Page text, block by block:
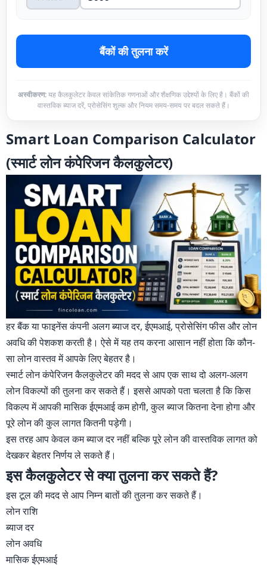
बैंकों की तुलना करें
अस्वीकरण:यह कैलकुलेटर केवल सांकेतिक गणनाओं और शैक्षणिक उद्देश्यों के लिए है। बैंकों की
वास्तविक ब्याज दरें, प्रोसेसिंग शुल्क और नियम समय-समय पर बदल सकते हैं।
Smart Loan Comparison Calculator
(स्मार्ट लोन कंपेरिजन कैलकुलेटर)
हर बैंक या फाइनेंस कंपनी अलग ब्याज दर, ईएमआई, प्रोसेसिंग फीस और लोन
अवधि की पेशकश करती है। ऐसे में यह तय करना आसान नहीं होता कि कौन-
सा लोन वास्तव में आपके लिए बेहतर है।
स्मार्ट लोन कंपेरिजन कैलकुलेटर की मदद से आप एक साथ दो अलग-अलग
लोन विकल्पों की तुलना कर सकते हैं। इससे आपको पता चलता है कि किस
विकल्प में आपकी मासिक ईएमआई कम होगी, कुल ब्याज कितना देना होगा और
पूरे लोन की कुल लागत कितनी पड़ेगी।
इस तरह आप केवल कम ब्याज दर नहीं बल्कि पूरे लोन की वास्तविक लागत को
देखकर बेहतर निर्णय ले सकते हैं।
इस कैलकुलेटर से क्या तुलना कर सकते हैं?
इस टूल की मदद से आप निम्न बातों की तुलना कर सकते हैं।
लोन राशि
ब्याज दर
लोन अवधि
मासिक ईएमआई